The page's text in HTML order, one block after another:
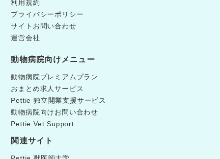
利用規約
プライバシーポリシー
サイトお問い合わせ
運営会社
動物病院向けメニュー
動物病院プレミアムプラン
おまとめ求人サービス
Pettie 独立開業支援サービス
動物病院向けお問い合わせ
Pettie Vet Support
関連サイト